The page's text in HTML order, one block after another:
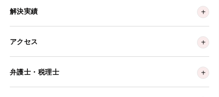
解決実績
アクセス
弁護士・税理士